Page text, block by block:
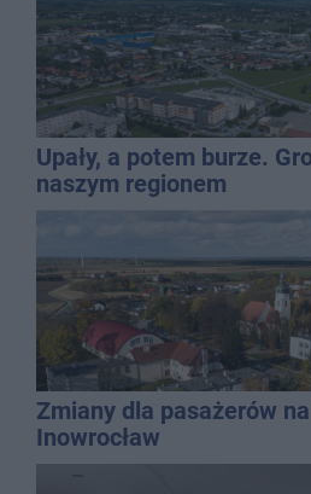
Upały, a potem burze.
naszym regionem
Zmiany dla pasażerów
Inowrocław